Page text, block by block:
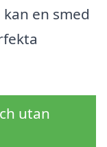
en smed
utan